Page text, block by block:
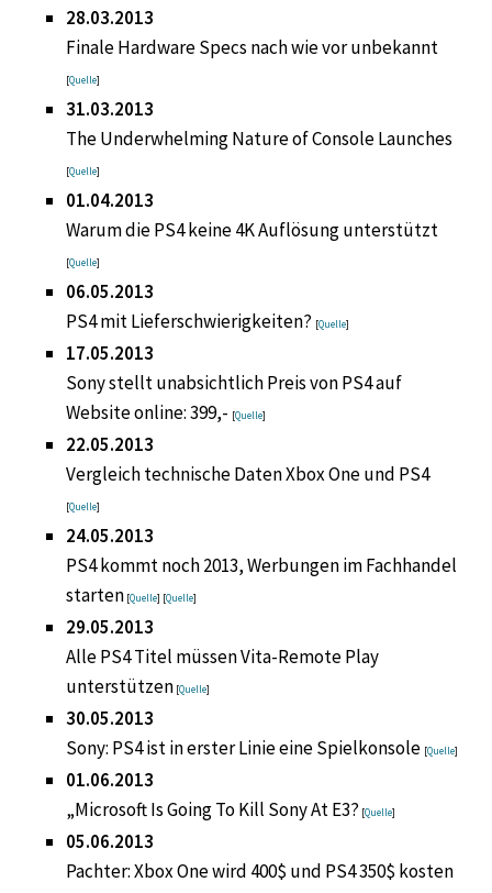
28.03.2013
Finale Hardware Specs nach wie vor unbekannt
[Quelle]
31.03.2013
The Underwhelming Nature of Console Launches
[Quelle]
01.04.2013
Warum die PS4 keine 4K Auflösung unterstützt
[Quelle]
06.05.2013
PS4 mit Lieferschwierigkeiten? [Quelle]
17.05.2013
Sony stellt unabsichtlich Preis von PS4 auf
Website online: 399,- [Quelle]
22.05.2013
Vergleich technische Daten Xbox One und PS4
[Quelle]
24.05.2013
PS4 kommt noch 2013, Werbungen im Fachhandel
starten [Quelle] [Quelle]
29.05.2013
Alle PS4 Titel müssen Vita-Remote Play
unterstützen [Quelle]
30.05.2013
Sony: PS4 ist in erster Linie eine Spielkonsole [Quelle]
01.06.2013
„Microsoft Is Going To Kill Sony At E3? [Quelle]
05.06.2013
Pachter: Xbox One wird 400$ und PS4 350$ kosten